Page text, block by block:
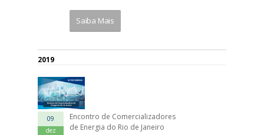
Saiba Mais
2019
09
dez
Encontro de Comercializadores
de Energia do Rio de Janeiro